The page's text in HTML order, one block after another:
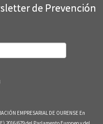
de Prevención
EMPRESARIAL DE OURENSE En